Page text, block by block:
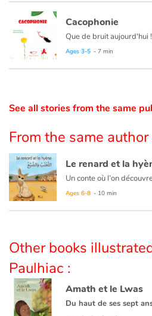
Catalogue anglais
Help
Home
Family
Schools
Videos & Tutorials
Blog
Cacophonie
Ages 3-5 - 7 min
See all stories from the same
From the same
Le renard et la
Ce livre est bilingue
Ages 6-8 - 10 min
Other books
Paulhiac :
Amath et le Lwas